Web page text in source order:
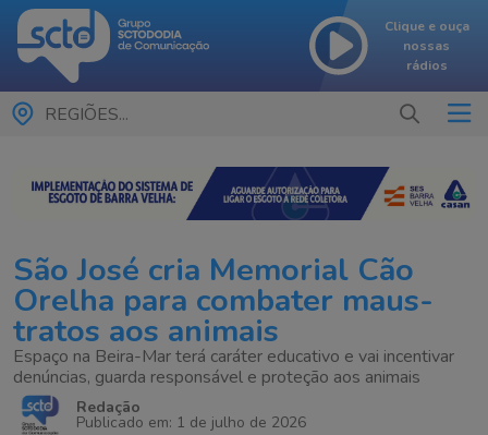
Clique e ouça
nossas
rádios
REGIÕES...
São José cria Memorial Cão
Orelha para combater maus-
tratos aos animais
Espaço na Beira-Mar terá caráter educativo e vai incentivar
denúncias, guarda responsável e proteção aos animais
Redação
Publicado em: 1 de julho de 2026